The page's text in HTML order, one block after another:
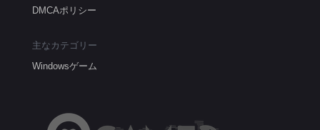
DMCAポリシー
主なカテゴリー
Windowsゲーム